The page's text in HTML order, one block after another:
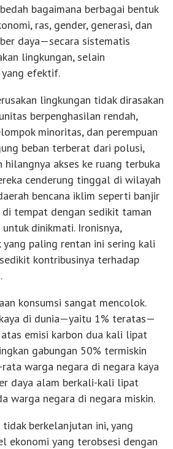
bagaimana berbagai bentuk
ras, gender, generasi, dan
daya—secara sistematis
lingkungan, selain
efektif.
lingkungan tidak dirasakan
berpenghasilan rendah,
minoritas, dan perempuan
beban terberat dari polusi,
hilangnya akses ke ruang terbuka
cenderung tinggal di wilayah
bencana iklim seperti banjir
di tempat dengan sedikit taman
dinikmati. Ironisnya,
paling rentan ini sering kali
kontribusinya terhadap
konsumsi sangat mencolok.
di dunia—yaitu 1% teratas—
emisi karbon dua kali lipat
gabungan 50% termiskin
warga negara di negara kaya
daya alam berkali-kali lipat
warga negara di negara miskin.
berkelanjutan ini, yang
ekonomi yang terobsesi dengan